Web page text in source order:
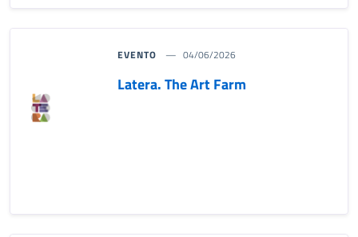
EVENTO 04/06/2026
Latera. The Art Farm